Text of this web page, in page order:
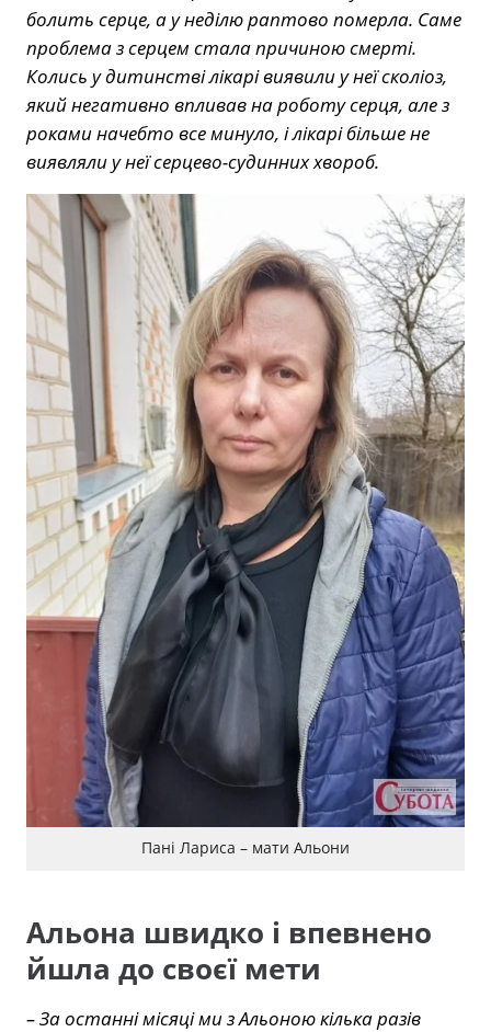
болить серце, а у неділю раптово померла. Саме
проблема з серцем стала причиною смерті.
Колись у дитинстві лікарі виявили у неї сколіоз,
який негативно впливав на роботу серця, але з
роками начебто все минуло, і лікарі більше не
виявляли у неї серцево-судинних хвороб.
Пані Лариса – мати Альони
Альона швидко і впевнено
йшла до своєї мети
– За останні місяці ми з Альоною кілька разів